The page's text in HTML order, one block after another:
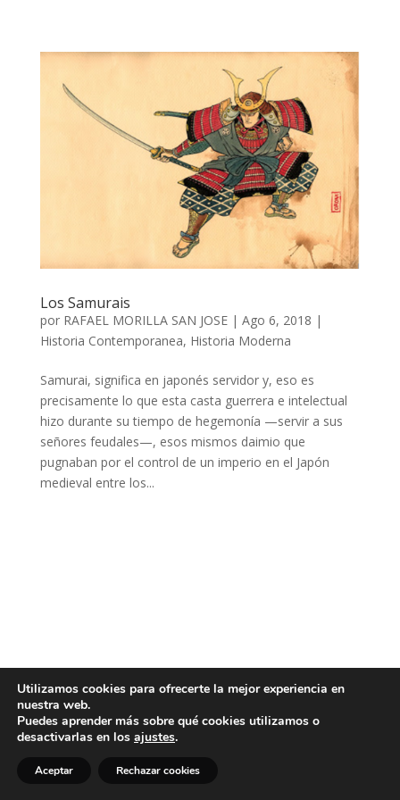
Los Samurais
por RAFAEL MORILLA SAN JOSE| Ago 6, 2018 |
Historia Contemporanea, Historia Moderna
Samurai, significa en japonés servidor y, eso es
precisamente lo que esta casta guerrera e intelectual
hizo durante su tiempo de hegemonía —servir a sus
señores feudales—, esos mismos daimio que
pugnaban por el control de un imperio en el Japón
medieval entre los...
Utilizamos cookies para ofrecerte la mejor experiencia en
nuestra web.
Puedes aprender más sobre qué cookies utilizamos o
desactivarlas en los ajustes.
Aceptar Rechazar cookies